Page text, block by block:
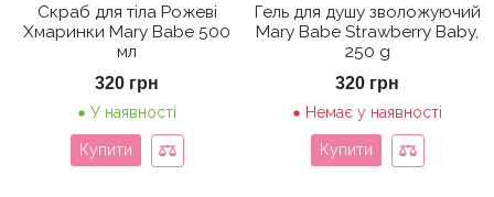
Скраб для тіла Рожеві
Хмаринки Mary Babe 500
мл
320 грн
У наявності
Купити
Гель для душу зволожуючий
Mary Babe Strawberry Baby,
250 g
320 грн
Немає у наявності
Купити